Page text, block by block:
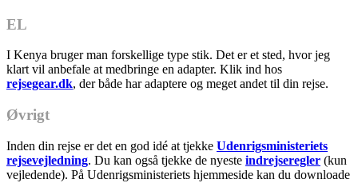
EL
I Kenya bruger man forskellige type stik. Det er et sted, hvor jeg
klart vil anbefale at medbringe en adapter. Klik ind hos
rejsegear.dk, der både har adaptere og meget andet til din rejse.
Øvrigt
Inden din rejse er det en god idé at tjekke Udenrigsministeriets
rejsevejledning. Du kan også tjekke de nyeste indrejseregler (kun
vejledende). På Udenrigsministeriets hjemmeside kan du downloade